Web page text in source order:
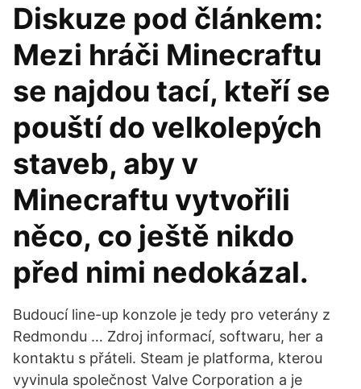
Diskuze pod článkem:
Mezi hráči Minecraftu
se najdou tací, kteří se
pouští do velkolepých
staveb, aby v
Minecraftu vytvořili
něco, co ještě nikdo
před nimi nedokázal.
Budoucí line-up konzole je tedy pro veterány z
Redmondu … Zdroj informací, softwaru, her a
kontaktu s přáteli. Steam je platforma, kterou
vyvinula společnost Valve Corporation a je